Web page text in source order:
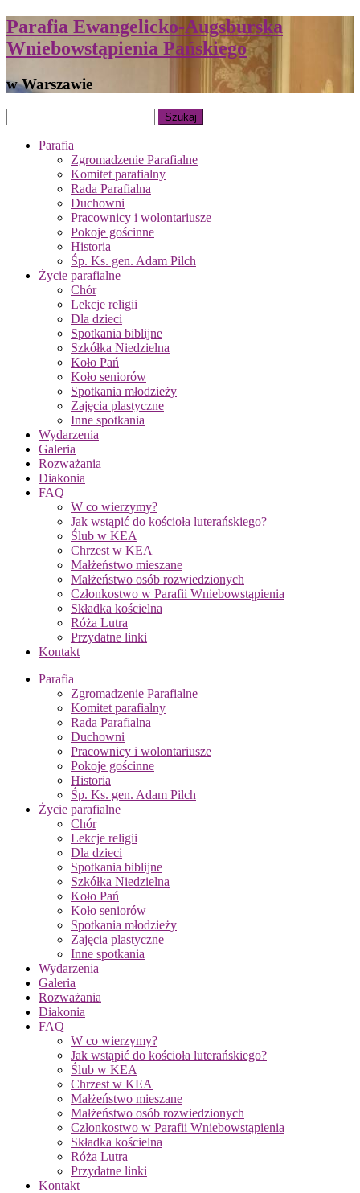
Parafia Ewangelicko-Augsburska
Wniebowstąpienia Pańskiego
w Warszawie
Parafia
Zgromadzenie Parafialne
Komitet parafialny
Rada Parafialna
Duchowni
Pracownicy i wolontariusze
Pokoje gościnne
Historia
Śp. Ks. gen. Adam Pilch
Życie parafialne
Chór
Lekcje religii
Dla dzieci
Spotkania biblijne
Szkółka Niedzielna
Koło Pań
Koło seniorów
Spotkania młodzieży
Zajęcia plastyczne
Inne spotkania
Wydarzenia
Galeria
Rozważania
Diakonia
FAQ
W co wierzymy?
Jak wstąpić do kościoła luterańskiego?
Ślub w KEA
Chrzest w KEA
Małżeństwo mieszane
Małżeństwo osób rozwiedzionych
Członkostwo w Parafii Wniebowstąpienia
Składka kościelna
Róża Lutra
Przydatne linki
Kontakt
Parafia
Zgromadzenie Parafialne
Komitet parafialny
Rada Parafialna
Duchowni
Pracownicy i wolontariusze
Pokoje gościnne
Historia
Śp. Ks. gen. Adam Pilch
Życie parafialne
Chór
Lekcje religii
Dla dzieci
Spotkania biblijne
Szkółka Niedzielna
Koło Pań
Koło seniorów
Spotkania młodzieży
Zajęcia plastyczne
Inne spotkania
Wydarzenia
Galeria
Rozważania
Diakonia
FAQ
W co wierzymy?
Jak wstąpić do kościoła luterańskiego?
Ślub w KEA
Chrzest w KEA
Małżeństwo mieszane
Małżeństwo osób rozwiedzionych
Członkostwo w Parafii Wniebowstąpienia
Składka kościelna
Róża Lutra
Przydatne linki
Kontakt